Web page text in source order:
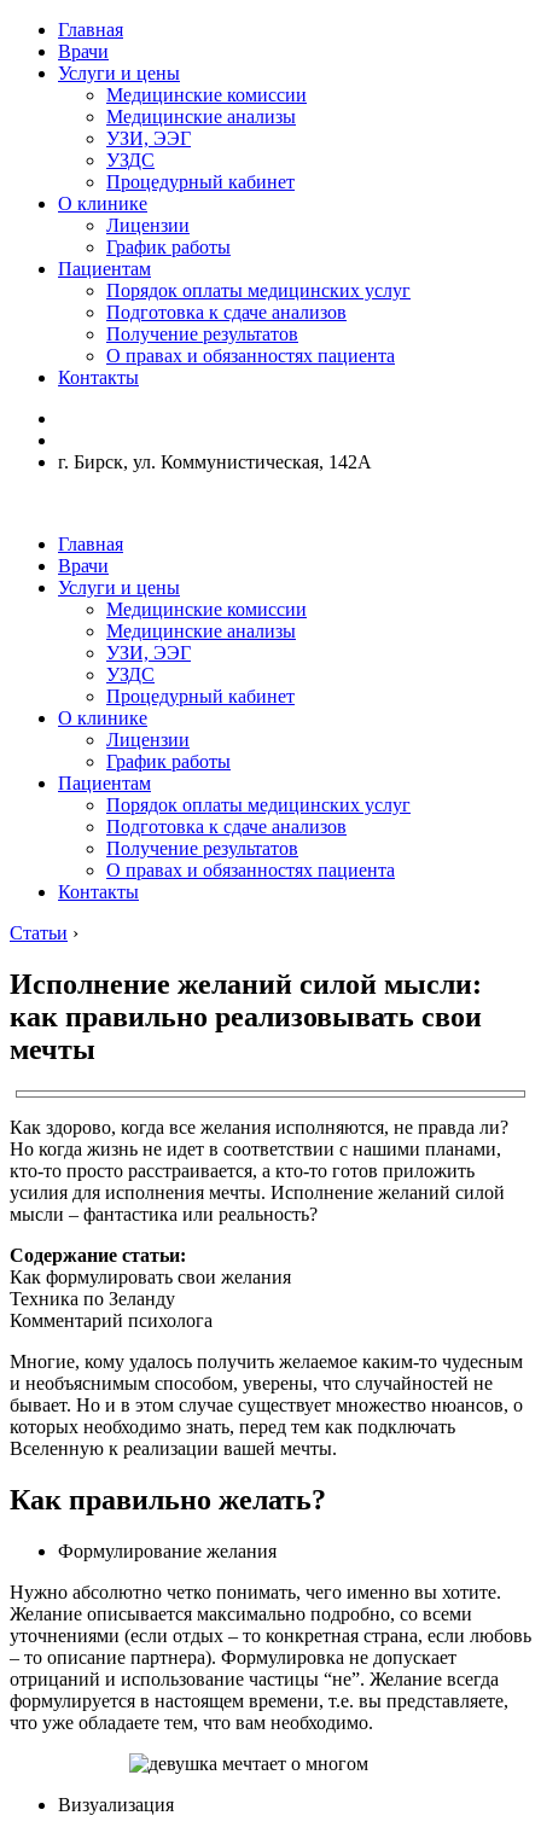
Главная
Врачи
Услуги и цены
Медицинские комиссии
Медицинские анализы
УЗИ, ЭЭГ
УЗДС
Процедурный кабинет
О клинике
Лицензии
График работы
Пациентам
Порядок оплаты медицинских услуг
Подготовка к сдаче анализов
Получение результатов
О правах и обязанностях пациента
Контакты
г. Бирск, ул. Коммунистическая, 142А
Главная
Врачи
Услуги и цены
Медицинские комиссии
Медицинские анализы
УЗИ, ЭЭГ
УЗДС
Процедурный кабинет
О клинике
Лицензии
График работы
Пациентам
Порядок оплаты медицинских услуг
Подготовка к сдаче анализов
Получение результатов
О правах и обязанностях пациента
Контакты
Статьи ›
Исполнение желаний силой мысли:
как правильно реализовывать свои
мечты
Как здорово, когда все желания исполняются, не правда ли?
Но когда жизнь не идет в соответствии с нашими планами,
кто-то просто расстраивается, а кто-то готов приложить
усилия для исполнения мечты. Исполнение желаний силой
мысли – фантастика или реальность?
Содержание статьи:
Как формулировать свои желания
Техника по Зеланду
Комментарий психолога
Многие, кому удалось получить желаемое каким-то чудесным
и необъяснимым способом, уверены, что случайностей не
бывает. Но и в этом случае существует множество нюансов, о
которых необходимо знать, перед тем как подключать
Вселенную к реализации вашей мечты.
Как правильно желать?
Формулирование желания
Нужно абсолютно четко понимать, чего именно вы хотите.
Желание описывается максимально подробно, со всеми
уточнениями (если отдых – то конкретная страна, если любовь
– то описание партнера). Формулировка не допускает
отрицаний и использование частицы “не”. Желание всегда
формулируется в настоящем времени, т.е. вы представляете,
что уже обладаете тем, что вам необходимо.
Визуализация